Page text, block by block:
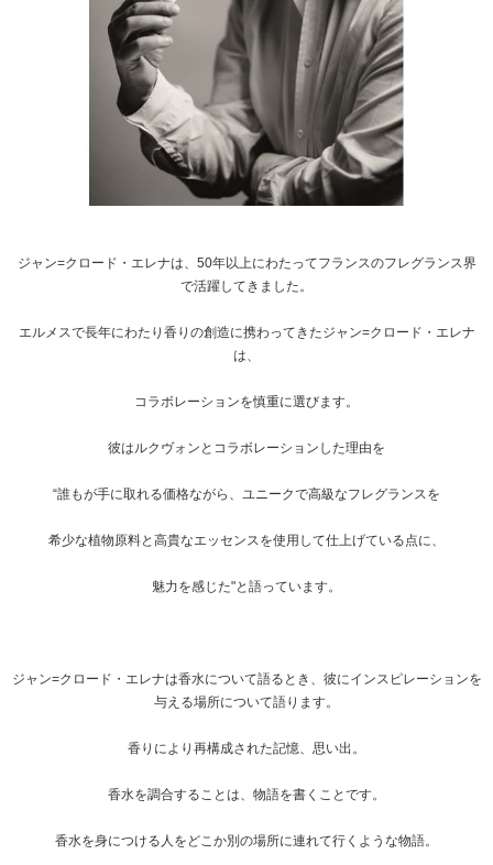
ジャン=クロード・エレナは、50年以上にわたってフランスのフレグランス界
で活躍してきました。
エルメスで長年にわたり香りの創造に携わってきたジャン=クロード・エレナ
は、
コラボレーションを慎重に選びます。
彼はルクヴォンとコラボレーションした理由を
“誰もが手に取れる価格ながら、ユニークで高級なフレグランスを
希少な植物原料と高貴なエッセンスを使用して仕上げている点に、
魅力を感じた"と語っています。
ジャン=クロード・エレナは香水について語るとき、彼にインスピレーションを
与える場所について語ります。
香りにより再構成された記憶、思い出。
香水を調合することは、物語を書くことです。
香水を身につける人をどこか別の場所に連れて行くような物語。